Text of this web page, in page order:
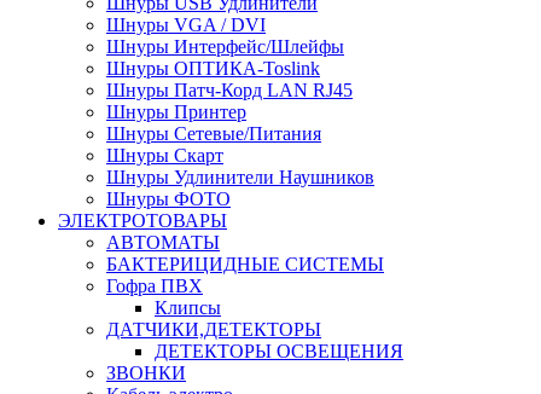
Шнуры VGA / DVI
Шнуры Интерфейс/Шлейфы
Шнуры ОПТИКА-Toslink
Шнуры Патч-Корд LAN RJ45
Шнуры Принтер
Шнуры Сетевые/Питания
Шнуры Скарт
Шнуры Удлинители Наушников
Шнуры ФОТО
ЭЛЕКТРОТОВАРЫ
АВТОМАТЫ
БАКТЕРИЦИДНЫЕ СИСТЕМЫ
Гофра ПВХ
Клипсы
ДАТЧИКИ,ДЕТЕКТОРЫ
ДЕТЕКТОРЫ ОСВЕЩЕНИЯ
ЗВОНКИ